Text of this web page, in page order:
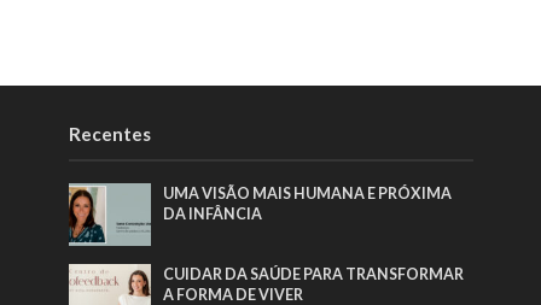
Recentes
UMA VISÃO MAIS HUMANA E PRÓXIMA
DA INFÂNCIA
CUIDAR DA SAÚDE PARA TRANSFORMAR
A FORMA DE VIVER